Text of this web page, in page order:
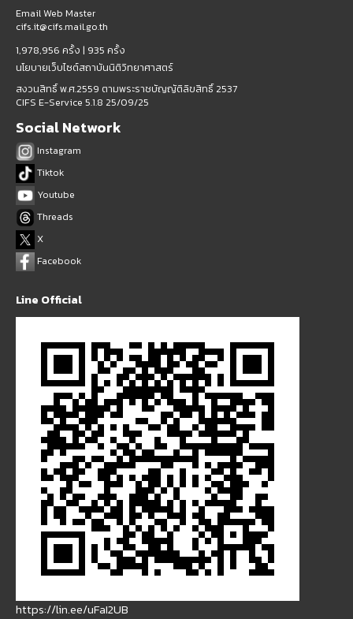
Email Web Master
cifs.it@cifs.mail.go.th
1,978,956 ครั้ง | 935 ครั้ง
นโยบายเว็บไซต์สถาบันนิติวิทยาศาสตร์
สงวนสิทธิ์ พ.ศ.2559 ตามพระราชบัญญัติลิขสิทธิ์ 2537
CIFS E-Service 5.1.8 25/09/25
Social Network
Instagram
Tiktok
Youtube
Threads
X
Facebook
Line Official
https://lin.ee/uFaI2UB